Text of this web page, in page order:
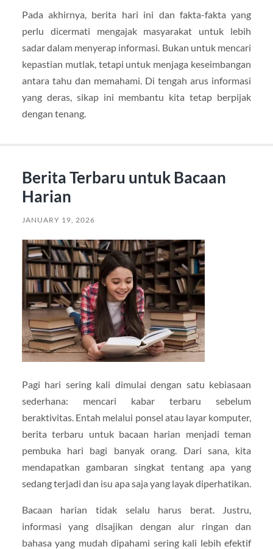
Pada akhirnya, berita hari ini dan fakta-fakta yang
perlu dicermati mengajak masyarakat untuk lebih
sadar dalam menyerap informasi. Bukan untuk mencari
kepastian mutlak, tetapi untuk menjaga keseimbangan
antara tahu dan memahami. Di tengah arus informasi
yang deras, sikap ini membantu kita tetap berpijak
dengan tenang.
Berita Terbaru untuk Bacaan
Harian
JANUARY 19, 2026
Pagi hari sering kali dimulai dengan satu kebiasaan
sederhana: mencari kabar terbaru sebelum
beraktivitas. Entah melalui ponsel atau layar komputer,
berita terbaru untuk bacaan harian menjadi teman
pembuka hari bagi banyak orang. Dari sana, kita
mendapatkan gambaran singkat tentang apa yang
sedang terjadi dan isu apa saja yang layak diperhatikan.
Bacaan harian tidak selalu harus berat. Justru,
informasi yang disajikan dengan alur ringan dan
bahasa yang mudah dipahami sering kali lebih efektif